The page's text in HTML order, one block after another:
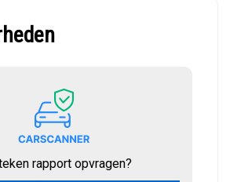
rapport opvragen?